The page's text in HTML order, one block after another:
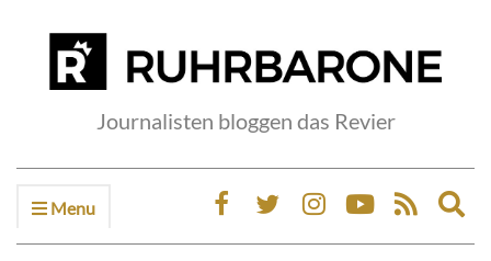
Journalisten bloggen das Revier
Menu